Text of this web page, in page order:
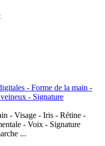
- Visage - Iris - Rétine -
- Voix - Signature
...